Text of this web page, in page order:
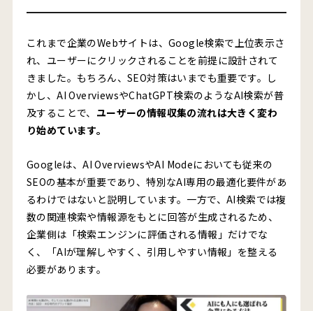
3.第三者からの言及や信頼情報が蓄積されている
人に選ばれる会社とは？
1.代表者や担当者の考えが見える
2.実績・事例・お客様の声で安心感を与えている
3.問い合わせ前の不安を解消できる導線がある
サービスページを“キラーページ”として磨き込む
コラム記事で課題認知層との接点を作る
FAQ・比較表・実績情報を充実させる
構造化データや内部リンクで情報を整理する
AI検索に引用されるために必要なコンテンツ戦略
独自の見解・経験・事例を入れる
これまで企業のWebサイトは、Google検索で上位表示さ
れ、ユーザーにクリックされることを前提に設計されて
きました。もちろん、SEO対策はいまでも重要です。し
かし、AI OverviewsやChatGPT検索のようなAI検索が普
及することで、 ユーザーの情報収集の流れは大きく変わ
り始めています。
Googleは、AI OverviewsやAI Modeにおいても従来の
SEOの基本が重要であり、特別なAI専用の最適化要件があ
るわけではないと説明しています。一方で、AI検索では複
数の関連検索や情報源をもとに回答が生成されるため、
企業側は「検索エンジンに評価される情報」だけでな
く、「AIが理解しやすく、引用しやすい情報」を整える
必要があります。